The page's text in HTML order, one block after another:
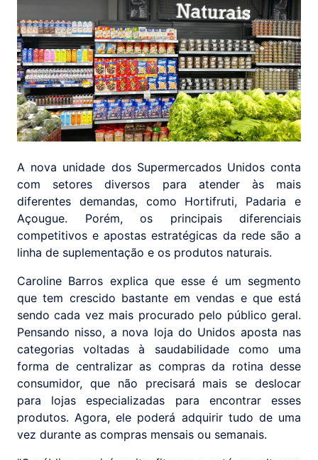
A nova unidade dos Supermercados Unidos conta
com setores diversos para atender às mais
diferentes demandas, como Hortifruti, Padaria e
Açougue. Porém, os principais diferenciais
competitivos e apostas estratégicas da rede são a
linha de suplementação e os produtos naturais.
Caroline Barros explica que esse é um segmento
que tem crescido bastante em vendas e que está
sendo cada vez mais procurado pelo público geral.
Pensando nisso, a nova loja do Unidos aposta nas
categorias voltadas à saudabilidade como uma
forma de centralizar as compras da rotina desse
consumidor, que não precisará mais se deslocar
para lojas especializadas para encontrar esses
produtos. Agora, ele poderá adquirir tudo de uma
vez durante as compras mensais ou semanais.